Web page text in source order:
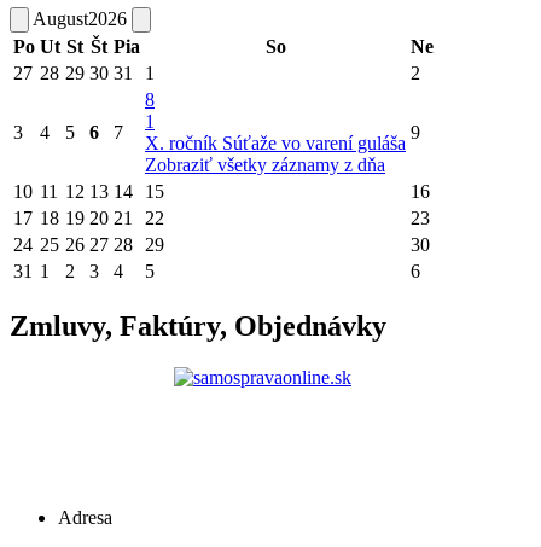
August2026
Po Ut St Št Pia So
Ne
27 28 29 30 31 1 2
3 4 5 6 7
8
1
X. ročník Súťaže vo varení guláša
Zobraziť všetky záznamy z dňa
9
10 11 12 13 14 15
16
17 18 19 20 21 22
23
24 25 26 27 28 29
30
31 1 2 3 4 5 6
Zmluvy, Faktúry, Objednávky
Adresa